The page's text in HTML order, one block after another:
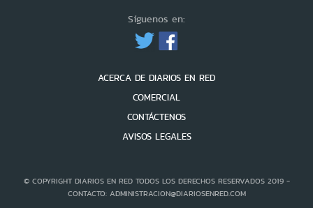
Síguenos en:
ACERCA DE DIARIOS EN RED
COMERCIAL
CONTÁCTENOS
AVISOS LEGALES
© COPYRIGHT DIARIOS EN RED TODOS LOS DERECHOS RESERVADOS 2019 -
CONTACTO: ADMINISTRACION@DIARIOSENRED.COM